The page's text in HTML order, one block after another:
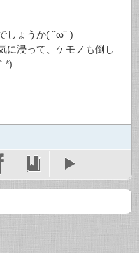
しょうか( ˘ω˘ )
に浸って、ケモノも倒し
*)